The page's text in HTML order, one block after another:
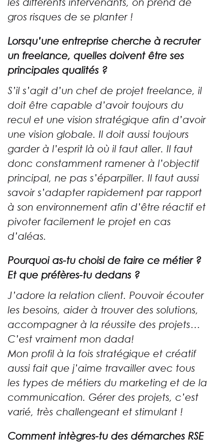
les différents intervenants, on prend de
gros risques de se planter !
Lorsqu’une entreprise cherche à recruter
un freelance, quelles doivent être ses
principales qualités ?
S’il s’agit d’un chef de projet freelance, il
doit être capable d’avoir toujours du
recul et une vision stratégique afin d’avoir
une vision globale. Il doit aussi toujours
garder à l’esprit là où il faut aller. Il faut
donc constamment ramener à l’objectif
principal, ne pas s’éparpiller. Il faut aussi
savoir s’adapter rapidement par rapport
à son environnement afin d’être réactif et
pivoter facilement le projet en cas
d’aléas.
Pourquoi as-tu choisi de faire ce métier ?
Et que préfères-tu dedans ?
J’adore la relation client. Pouvoir écouter
les besoins, aider à trouver des solutions,
accompagner à la réussite des projets…
C’est vraiment mon dada!
Mon profil à la fois stratégique et créatif
aussi fait que j’aime travailler avec tous
les types de métiers du marketing et de la
communication. Gérer des projets, c’est
varié, très challengeant et stimulant !
Comment intègres-tu des démarches RSE